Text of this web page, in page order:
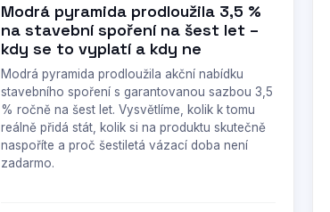
Modrá pyramida prodloužila 3,5 %
na stavební spoření na šest let –
kdy se to vyplatí a kdy ne
Modrá pyramida prodloužila akční nabídku
stavebního spoření s garantovanou sazbou 3,5
% ročně na šest let. Vysvětlíme, kolik k tomu
reálně přidá stát, kolik si na produktu skutečně
naspoříte a proč šestiletá vázací doba není
zadarmo.